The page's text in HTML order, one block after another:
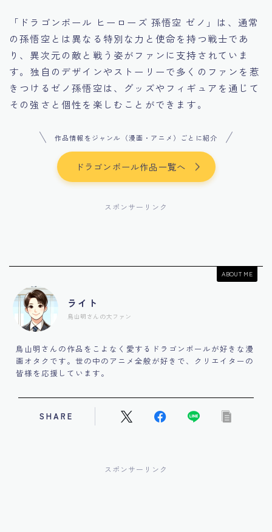
「ドラゴンボール ヒーローズ 孫悟空 ゼノ」は、通常
の孫悟空とは異なる特別な力と使命を持つ戦士であ
り、異次元の敵と戦う姿がファンに支持されていま
す。独自のデザインやストーリーで多くのファンを惹
きつけるゼノ孫悟空は、グッズやフィギュアを通じて
その強さと個性を楽しむことができます。
作品情報をジャンル（漫画・アニメ）ごとに紹介
ドラゴンボール作品一覧へ
スポンサーリンク
ABOUT ME
ライト
鳥山明さんの大ファン
鳥山明さんの作品をこよなく愛するドラゴンボールが好きな漫
画オタクです。世の中のアニメ全般が好きで、クリエイターの
皆様を応援しています。
SHARE
スポンサーリンク